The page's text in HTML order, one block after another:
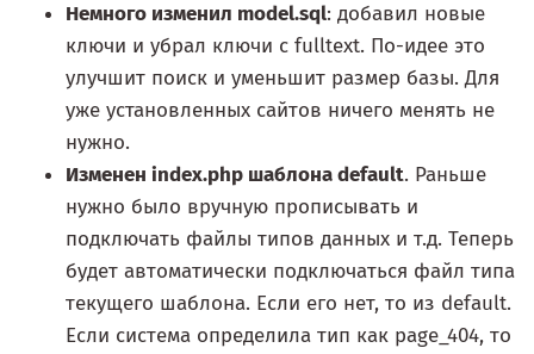
Немного изменил model.sql: добавил новые
ключи и убрал ключи с fulltext. По-идее это
улучшит поиск и уменьшит размер базы. Для
уже установленных сайтов ничего менять не
нужно.
Изменен index.php шаблона default. Раньше
нужно было вручную прописывать и
подключать файлы типов данных и т.д. Теперь
будет автоматически подключаться файл типа
текущего шаблона. Если его нет, то из default.
Если система определила тип как page_404, то